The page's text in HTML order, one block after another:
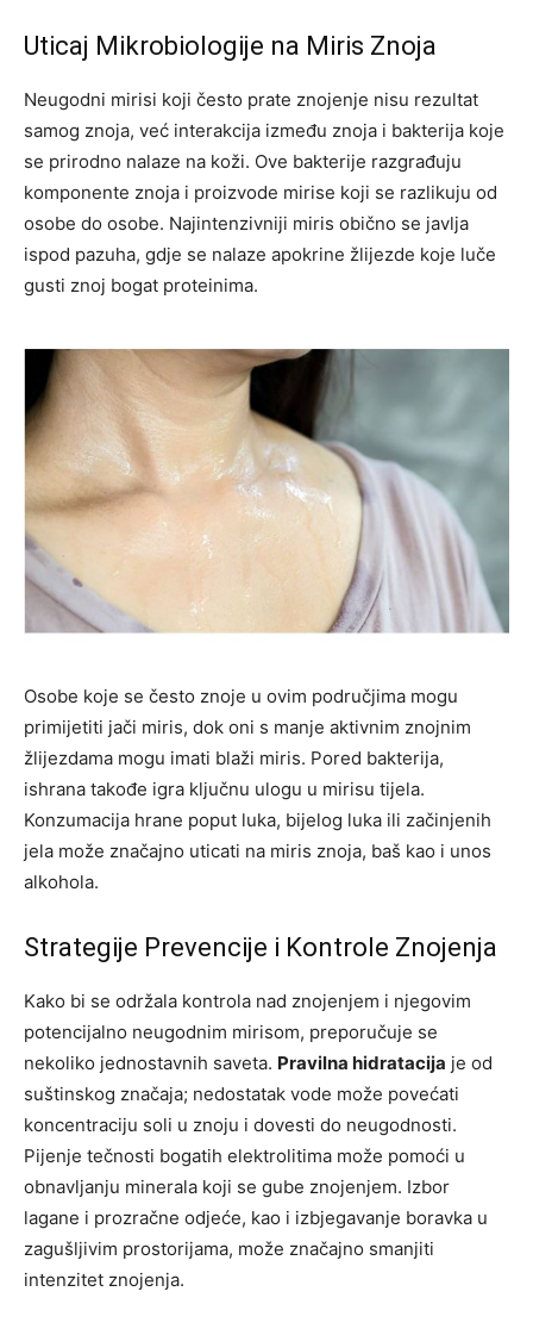
Uticaj Mikrobiologije na Miris Znoja
Neugodni mirisi koji često prate znojenje nisu rezultat
samog znoja, već interakcija između znoja i bakterija koje
se prirodno nalaze na koži. Ove bakterije razgrađuju
komponente znoja i proizvode mirise koji se razlikuju od
osobe do osobe. Najintenzivniji miris obično se javlja
ispod pazuha, gdje se nalaze apokrine žlijezde koje luče
gusti znoj bogat proteinima.
Osobe koje se često znoje u ovim područjima mogu
primijetiti jači miris, dok oni s manje aktivnim znojnim
žlijezdama mogu imati blaži miris. Pored bakterija,
ishrana takođe igra ključnu ulogu u mirisu tijela.
Konzumacija hrane poput luka, bijelog luka ili začinjenih
jela može značajno uticati na miris znoja, baš kao i unos
alkohola.
Strategije Prevencije i Kontrole Znojenja
Kako bi se održala kontrola nad znojenjem i njegovim
potencijalno neugodnim mirisom, preporučuje se
nekoliko jednostavnih saveta. Pravilna hidratacija je od
suštinskog značaja; nedostatak vode može povećati
koncentraciju soli u znoju i dovesti do neugodnosti.
Pijenje tečnosti bogatih elektrolitima može pomoći u
obnavljanju minerala koji se gube znojenjem. Izbor
lagane i prozračne odjeće, kao i izbjegavanje boravka u
zagušljivim prostorijama, može značajno smanjiti
intenzitet znojenja.